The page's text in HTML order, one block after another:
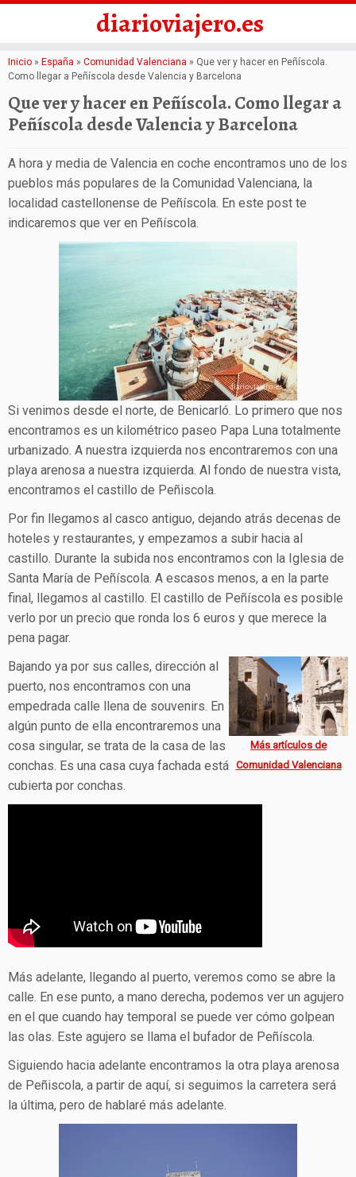
Saltar
al
contenido
diarioviajero.es
Inicio » España » Comunidad Valenciana » Que ver y hacer en Peñíscola.
Como llegar a Peñíscola desde Valencia y Barcelona
Que ver y hacer en Peñíscola. Como llegar a
Peñíscola desde Valencia y Barcelona
A hora y media de Valencia en coche encontramos uno de los
pueblos más populares de la Comunidad Valenciana, la
localidad castellonense de Peñíscola. En este post te
indicaremos que ver en Peñíscola.
Si venimos desde el norte, de Benicarló. Lo primero que nos
encontramos es un kilométrico paseo Papa Luna totalmente
urbanizado. A nuestra izquierda nos encontraremos con una
playa arenosa a nuestra izquierda. Al fondo de nuestra vista,
encontramos el castillo de Peñiscola.
Por fin llegamos al casco antiguo, dejando atrás decenas de
hoteles y restaurantes, y empezamos a subir hacia al
castillo. Durante la subida nos encontramos con la Iglesia de
Santa María de Peñíscola. A escasos menos, a en la parte
final, llegamos al castillo. El castillo de Peñíscola es posible
verlo por un precio que ronda los 6 euros y que merece la
pena pagar.
Más artículos de
Comunidad Valenciana
Bajando ya por sus calles, dirección al
puerto, nos encontramos con una
empedrada calle llena de souvenirs. En
algún punto de ella encontraremos una
cosa singular, se trata de la casa de las
conchas. Es una casa cuya fachada está
cubierta por conchas.
Más adelante, llegando al puerto, veremos como se abre la
calle. En ese punto, a mano derecha, podemos ver un agujero
en el que cuando hay temporal se puede ver cómo golpean
las olas. Este agujero se llama el bufador de Peñíscola.
Siguiendo hacia adelante encontramos la otra playa arenosa
de Peñiscola, a partir de aquí, si seguimos la carretera será
la última, pero de hablaré más adelante.